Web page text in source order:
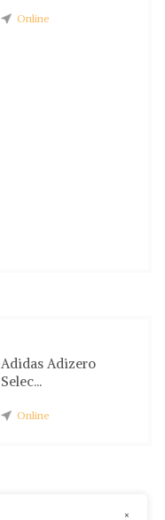
Online
Adidas Adizero
Selec...
Online
×